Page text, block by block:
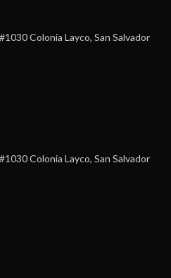
Colonia Layco, San Salvador
Colonia Layco, San Salvador